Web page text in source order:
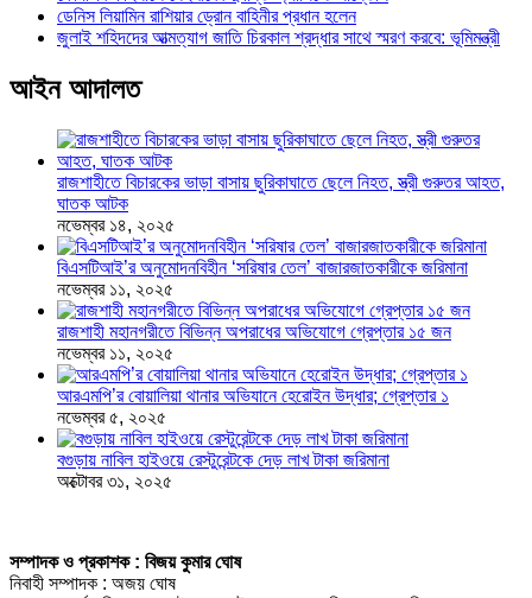
ডেনিস লিয়ামিন রাশিয়ার ড্রোন বাহিনীর প্রধান হলেন
জুলাই শহিদদের আত্মত্যাগ জাতি চিরকাল শ্রদ্ধার সাথে স্মরণ করবে: ভূমিমন্ত্রী
আইন আদালত
রাজশাহীতে বিচারকের ভাড়া বাসায় ছুরিকাঘাতে ছেলে নিহত, স্ত্রী গুরুতর আহত,
ঘাতক আটক
নভেম্বর ১৪, ২০২৫
বিএসটিআই’র অনুমোদনবিহীন ‘সরিষার তেল’ বাজারজাতকারীকে জরিমানা
নভেম্বর ১১, ২০২৫
রাজশাহী মহানগরীতে বিভিন্ন অপরাধের অভিযোগে গ্রেপ্তার ১৫ জন
নভেম্বর ১১, ২০২৫
আরএমপি’র বোয়ালিয়া থানার অভিযানে হেরোইন উদ্ধার; গ্রেপ্তার ১
নভেম্বর ৫, ২০২৫
বগুড়ায় নাবিল হাইওয়ে রেস্টুরেন্টকে দেড় লাখ টাকা জরিমানা
অক্টোবর ৩১, ২০২৫
সম্পাদক ও প্রকাশক : বিজয় কুমার ঘোষ
নিবাহী সম্পাদক : অজয় ঘোষ